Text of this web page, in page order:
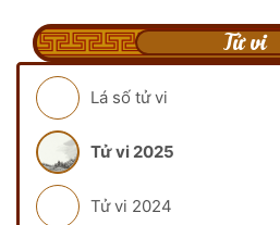
Tử vi
Lá số tử vi
Tử vi 2025
Tử vi 2024